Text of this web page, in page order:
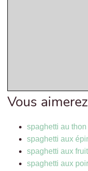
Vous
spaghetti au
spaghetti aux
spaghetti aux
spaghetti aux